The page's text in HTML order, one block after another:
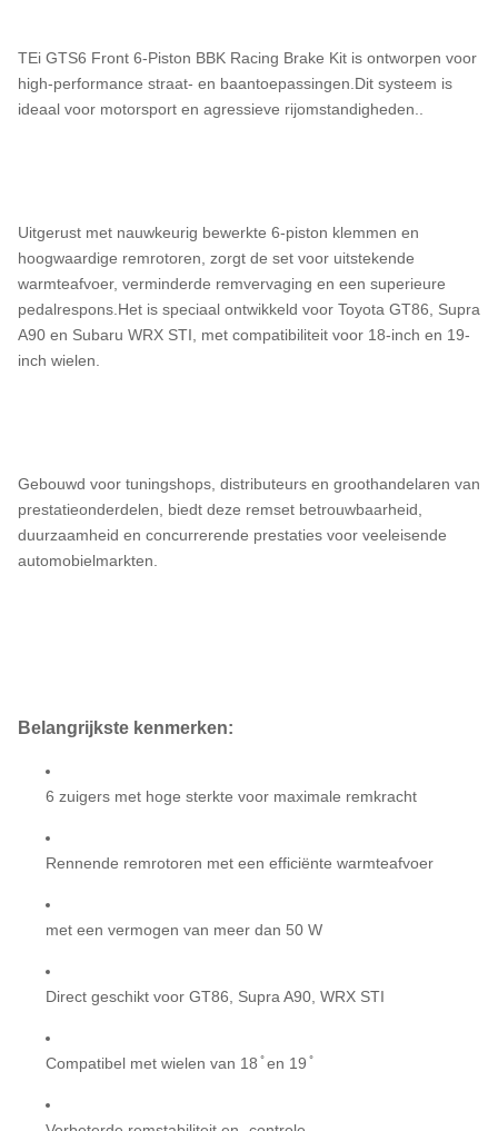
TEi GTS6 Front 6-Piston BBK Racing Brake Kit is ontworpen voor
high-performance straat- en baantoepassingen.Dit systeem is
ideaal voor motorsport en agressieve rijomstandigheden..
Uitgerust met nauwkeurig bewerkte 6-piston klemmen en
hoogwaardige remrotoren, zorgt de set voor uitstekende
warmteafvoer, verminderde remvervaging en een superieure
pedalrespons.Het is speciaal ontwikkeld voor Toyota GT86, Supra
A90 en Subaru WRX STI, met compatibiliteit voor 18-inch en 19-
inch wielen.
Gebouwd voor tuningshops, distributeurs en groothandelaren van
prestatieonderdelen, biedt deze remset betrouwbaarheid,
duurzaamheid en concurrerende prestaties voor veeleisende
automobielmarkten.
Belangrijkste kenmerken:
6 zuigers met hoge sterkte voor maximale remkracht
Rennende remrotoren met een efficiënte warmteafvoer
met een vermogen van meer dan 50 W
Direct geschikt voor GT86, Supra A90, WRX STI
Compatibel met wielen van 18 ̊ en 19 ̊